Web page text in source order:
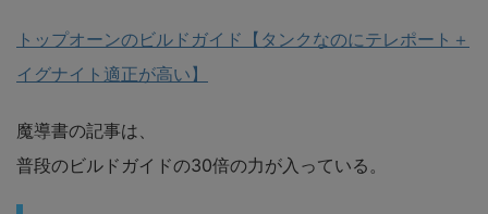
トップオーンのビルドガイド【タンクなのにテレポート＋
イグナイト適正が高い】
魔導書の記事は、
普段のビルドガイドの30倍の力が入っている。